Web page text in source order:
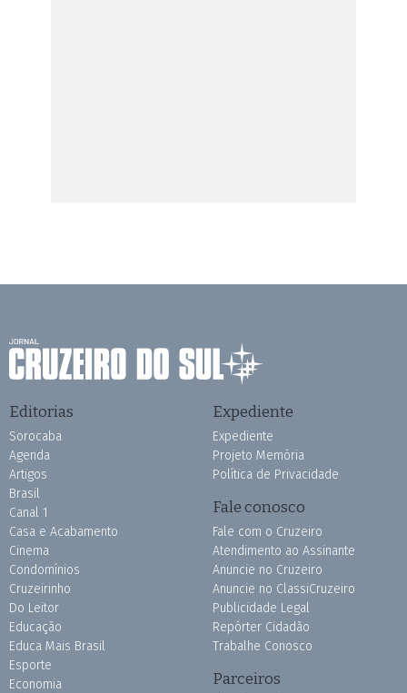
Editorias
Sorocaba
Agenda
Artigos
Brasil
Canal 1
Casa e Acabamento
Cinema
Condomínios
Cruzeirinho
Do Leitor
Educação
Educa Mais Brasil
Esporte
Economia
Expediente
Expediente
Projeto Memória
Política de Privacidade
Fale conosco
Fale com o Cruzeiro
Atendimento ao Assinante
Anuncie no Cruzeiro
Anuncie no ClassiCruzeiro
Publicidade Legal
Repórter Cidadão
Trabalhe Conosco
Parceiros